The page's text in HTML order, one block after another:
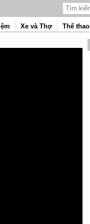
Xe và Thợ Thể thao